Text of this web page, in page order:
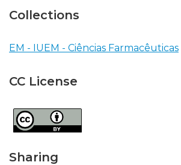
Collections
EM - IUEM - Ciências Farmacêuticas
CC License
Sharing